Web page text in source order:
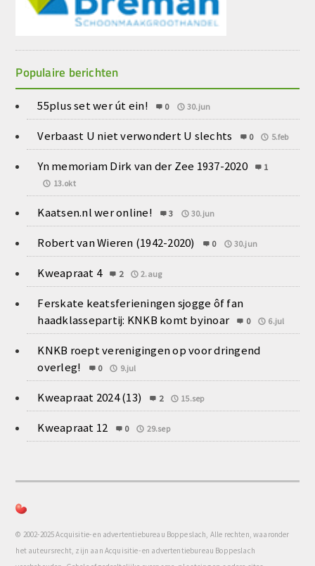
Populaire berichten
55plus set wer út ein! 0 30.jun
Verbaast U niet verwondert U slechts 0 5.feb
Yn memoriam Dirk van der Zee 1937-2020
1
13.okt
Kaatsen.nl wer online! 3 30.jun
Robert van Wieren (1942-2020) 0 30.jun
Kweapraat 4 2 2.aug
Ferskate keatsferieningen sjogge ôf fan
haadklassepartij: KNKB komt byinoar
0 6.jul
KNKB roept verenigingen op voor dringend
overleg!
0 9.jul
Kweapraat 2024 (13) 2 15.sep
Kweapraat 12 0 29.sep
© 2002-2025 Acquisitie- en advertentiebureau Boppeslach, Alle rechten, waaronder
het auteursrecht, zijn aan Acquisitie- en advertentiebureau Boppeslach